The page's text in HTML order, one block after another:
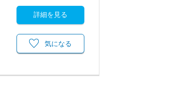
詳細を見る
気になる